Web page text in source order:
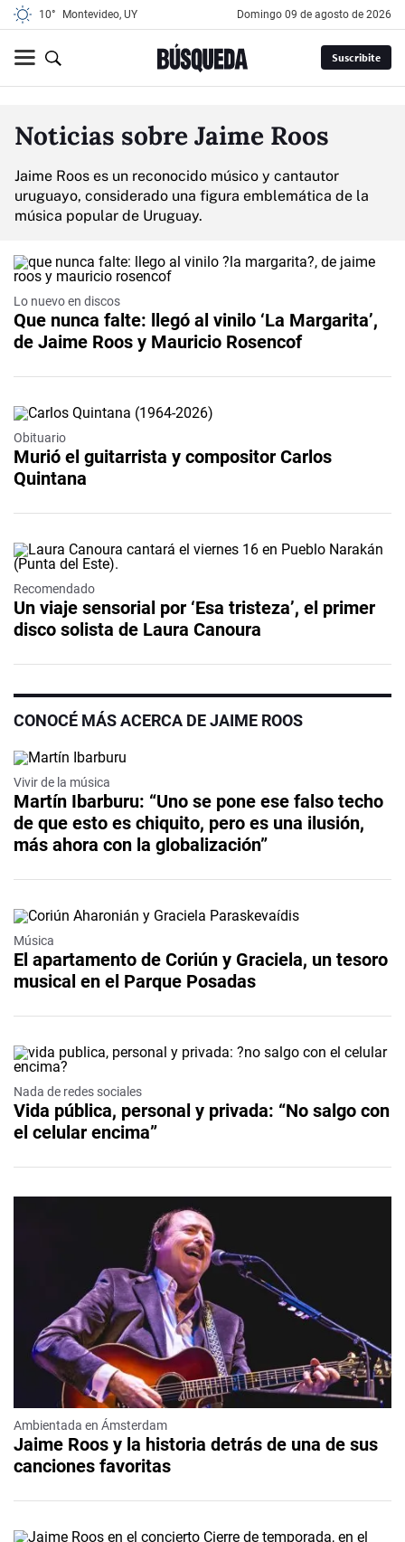
10° Montevideo, UY domingo 09 de agosto de 2026
Suscribite
Noticias sobre Jaime Roos
Jaime Roos es un reconocido músico y cantautor
uruguayo, considerado una figura emblemática de la
música popular de Uruguay.
Lo nuevo en discos
Que nunca falte: llegó al vinilo ‘La Margarita’,
de Jaime Roos y Mauricio Rosencof
Obituario
Murió el guitarrista y compositor Carlos
Quintana
Recomendado
Un viaje sensorial por ‘Esa tristeza’, el primer
disco solista de Laura Canoura
CONOCÉ MÁS ACERCA DE JAIME ROOS
Vivir de la música
Martín Ibarburu: “Uno se pone ese falso techo
de que esto es chiquito, pero es una ilusión,
más ahora con la globalización”
Música
El apartamento de Coriún y Graciela, un tesoro
musical en el Parque Posadas
Nada de redes sociales
Vida pública, personal y privada: “No salgo con
el celular encima”
Ambientada en Ámsterdam
Jaime Roos y la historia detrás de una de sus
canciones favoritas